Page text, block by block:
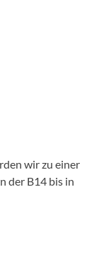
wir zu einer
der B14 bis in